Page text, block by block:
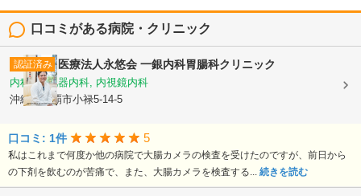
口コミがある病院・クリニック
認証済み 医療法人永悠会 一銀内科胃腸科クリニック
内科, 消化器内科, 内視鏡内科
沖縄県那覇市小禄5-14-5
口コミ: 1件 5
私はこれまで何度か他の病院で大腸カメラの検査を受けたのですが、前日から
の下剤を飲むのが苦痛で、また、大腸カメラを検査する... 続きを読む